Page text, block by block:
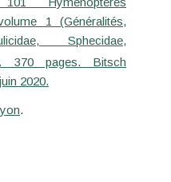
1 (Généralités,
Sphecidae,
370 pages. Bitsch
2020.
.